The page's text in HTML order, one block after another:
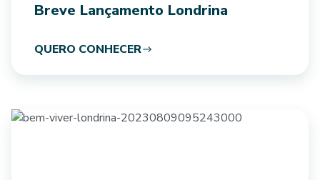
Breve Lançamento Londrina
QUERO CONHECER